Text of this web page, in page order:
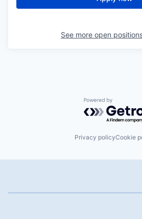
See more open
Powered by
Privacy policyCookie